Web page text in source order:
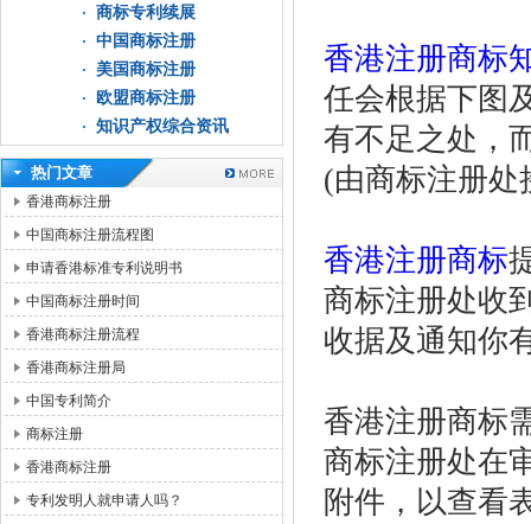
商标专利续展
中国商标注册
美国商标注册
欧盟商标注册
知识产权综合资讯
热门文章
香港商标注册
中国商标注册流程图
申请香港标准专利说明书
中国商标注册时间
香港商标注册流程
香港商标注册局
中国专利简介
商标注册
香港商标注册
专利发明人就申请人吗？
香港注册商标
任会根据下图
有不足之处，
(由商标注册处
香港注册商标
商标注册处收
收据及通知你
香港注册商标
商标注册处在
附件，以查看